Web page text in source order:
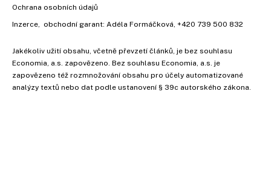
Ochrana osobních údajů
Inzerce , obchodní garant: Adéla Formáčková +420 739 500 832
Jakékoliv užití obsahu, včetně převzetí článků, je bez souhlasu
Economia, a.s. zapovězeno. Bez souhlasu Economia, a.s. je
zapovězeno též rozmnožování obsahu pro účely automatizované
analýzy textů nebo dat podle ustanovení § 39c autorského zákona.